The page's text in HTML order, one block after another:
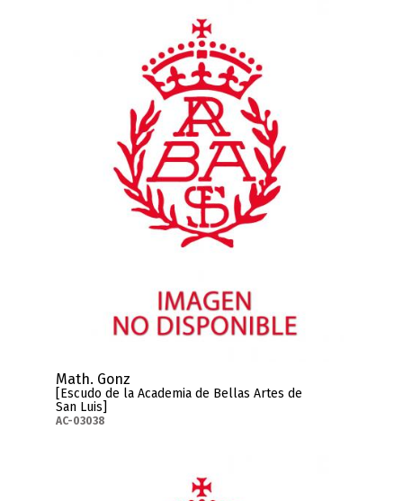
Math. Gonz
[Escudo de la Academia de Bellas Artes de
San Luis]
AC-03038